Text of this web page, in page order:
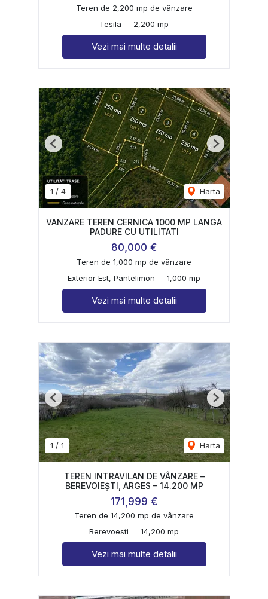
Teren de 2,200 mp de vânzare
Tesila
2,200 mp
Vezi mai multe detalii
1 / 4 Harta
Previous Next
VANZARE TEREN CERNICA 1000 MP LANGA
PADURE CU UTILITATI
80,000 €
Teren de 1,000 mp de vânzare
Exterior Est, Pantelimon
1,000 mp
Vezi mai multe detalii
1 / 1 Harta
Previous Next
TEREN INTRAVILAN DE VÂNZARE –
BEREVOIEȘTI, ARGES – 14.200 MP
171,999 €
Teren de 14,200 mp de vânzare
Berevoesti
14,200 mp
Vezi mai multe detalii